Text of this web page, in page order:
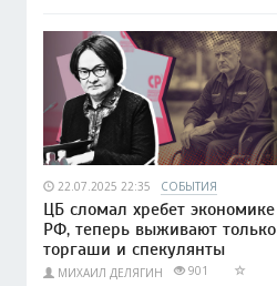
22.07.2025 22:35 СОБЫТИЯ
ЦБ сломал хребет экономике
РФ, теперь выживают только
торгаши и спекулянты
МИХАИЛ ДЕЛЯГИН 901